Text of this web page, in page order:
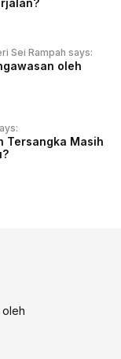
Sei Rampah says:
oleh
Tersangka Masih
oleh